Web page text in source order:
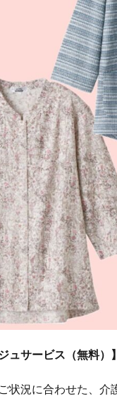
ュサービス（無料）
状況に合わせた、